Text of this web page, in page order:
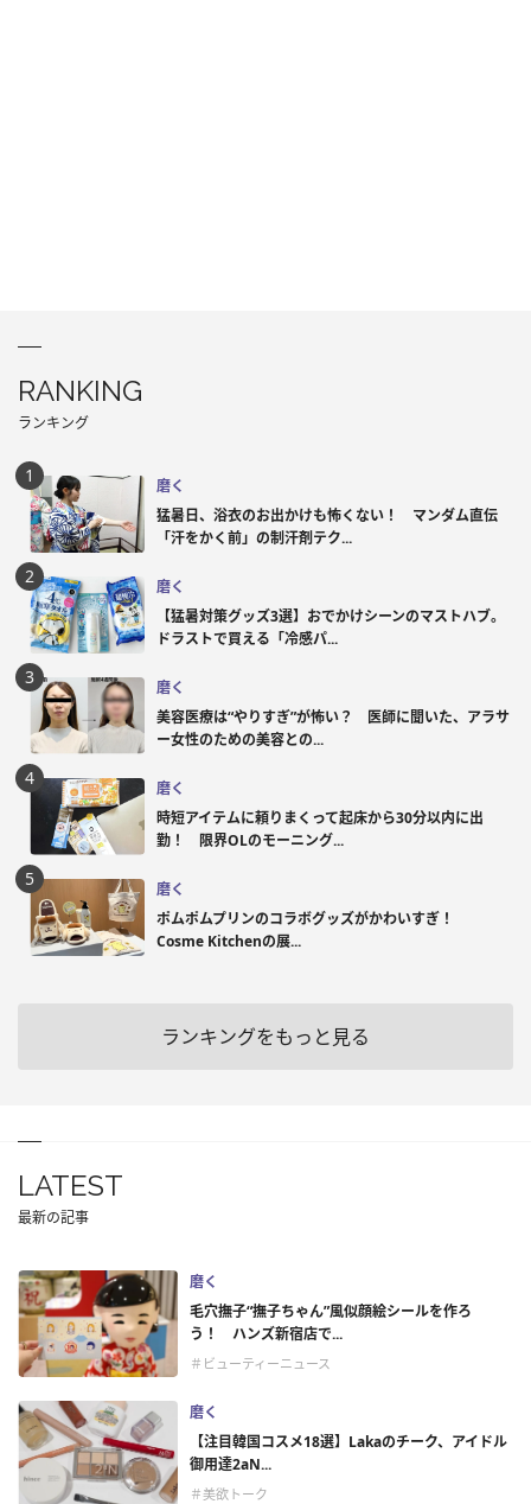
RANKING
ランキング
磨く
猛暑日、浴衣のお出かけも怖くない！ マンダム直伝
「汗をかく前」の制汗剤テク...
磨く
【猛暑対策グッズ3選】おでかけシーンのマストハブ。
ドラストで買える「冷感パ...
磨く
美容医療は“やりすぎ”が怖い？ 医師に聞いた、アラサ
ー女性のための美容との...
磨く
時短アイテムに頼りまくって起床から30分以内に出
勤！ 限界OLのモーニング...
磨く
ポムポムプリンのコラボグッズがかわいすぎ！
Cosme Kitchenの展...
ランキングをもっと見る
LATEST
最新の記事
磨く
毛穴撫子“撫子ちゃん”風似顔絵シールを作ろ
う！ ハンズ新宿店で...
＃ビューティーニュース
磨く
【注目韓国コスメ18選】Lakaのチーク、アイドル
御用達2aN...
＃美欲トーク